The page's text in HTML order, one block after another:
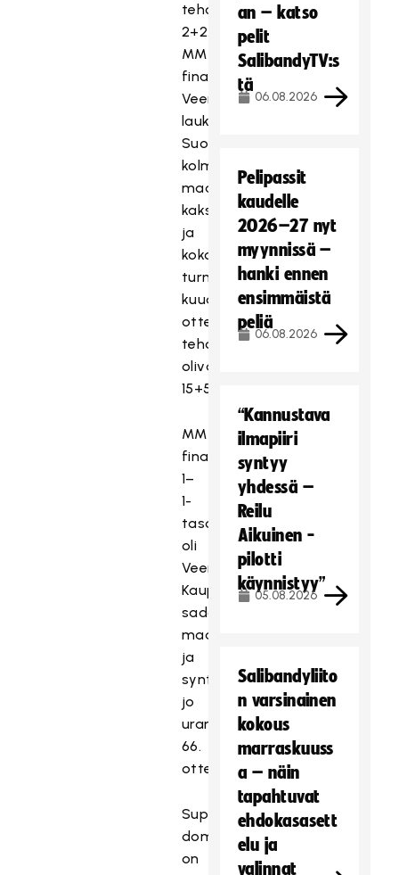
tehot
2+2.
MM-
finaalissa
Veera
laukoi
Suomen
kolmesta
maalista
kaksi,
ja
koko
turnauksen
kuuden
ottelun
tehot
olivat
15+5=20.
MM-
finaalin
1–
1-
tasoitus
oli
Veera
Kaupin
sadas
maaottelumaali
ja
syntyi
jo
uran
66.
ottelussa.
Superkaksosten
dominointi
on
an – katso
pelit
SalibandyTV:s
tä
06.08.2026
Pelipassit
kaudelle
2026–27 nyt
myynnissä –
hanki ennen
ensimmäistä
peliä
06.08.2026
“Kannustava
ilmapiiri
syntyy
yhdessä –
Reilu
Aikuinen -
pilotti
käynnistyy”
05.08.2026
Salibandyliito
n varsinainen
kokous
marraskuuss
a – näin
tapahtuvat
ehdokasasett
elu ja
valinnat